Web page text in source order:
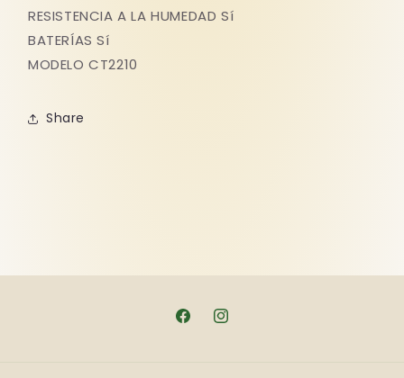
RESISTENCIA A LA HUMEDAD Sí
BATERÍAS Sí
MODELO CT2210
Share
FacebookInstagram